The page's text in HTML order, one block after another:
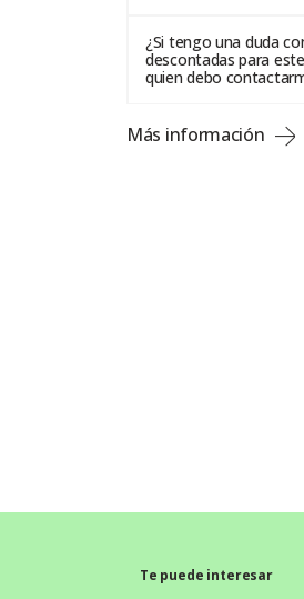
¿Si tengo una duda
descontadas para
quien debo
Más información
Te puede interesar